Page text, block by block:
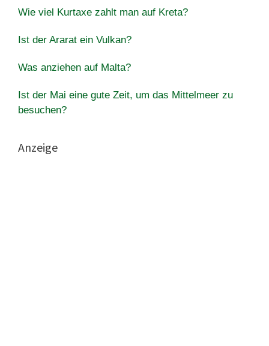
Wie viel Kurtaxe zahlt man auf Kreta?
Ist der Ararat ein Vulkan?
Was anziehen auf Malta?
Ist der Mai eine gute Zeit, um das Mittelmeer zu
besuchen?
Anzeige